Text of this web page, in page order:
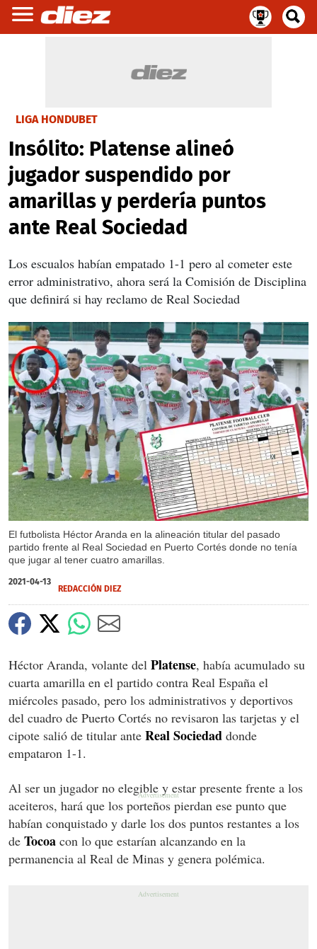
LIGA HONDUBET
Insólito: Platense alineó
jugador suspendido por
amarillas y perdería puntos
ante Real Sociedad
Los escualos habían empatado 1-1 pero al cometer este
error administrativo, ahora será la Comisión de Disciplina
que definirá si hay reclamo de Real Sociedad
El futbolista Héctor Aranda en la alineación titular del pasado
partido frente al Real Sociedad en Puerto Cortés donde no tenía
que jugar al tener cuatro amarillas.
X
X
2021-04-13
REDACCIÓN DIEZ
Héctor Aranda, volante del Platense, había acumulado su
cuarta amarilla en el partido contra Real España el
miércoles pasado, pero los administrativos y deportivos
del cuadro de Puerto Cortés no revisaron las tarjetas y el
cipote salió de titular ante Real Sociedad donde
empataron 1-1.
Al ser un jugador no elegible y estar presente frente a los
aceiteros, hará que los porteños pierdan ese punto que
habían conquistado y darle los dos puntos restantes a los
de Tocoa con lo que estarían alcanzando en la
permanencia al Real de Minas y genera polémica.